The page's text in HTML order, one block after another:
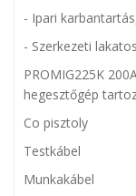
- Ipari
- Szerkezeti
PROMIG225K
hegesztőgép
Co pisztoly
Testkábel
Munkakábel